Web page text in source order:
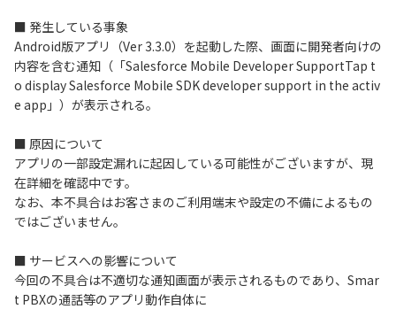
■ 発生している事象
Android版アプリ（Ver 3.3.0）を起動した際、画面に開発者向けの
内容を含む通知（「Salesforce Mobile Developer SupportTap t
o display Salesforce Mobile SDK developer support in the activ
e app」）が表示される。
■ 原因について
アプリの一部設定漏れに起因している可能性がございますが、現
在詳細を確認中です。
なお、本不具合はお客さまのご利用端末や設定の不備によるもの
ではございません。
■ サービスへの影響について
今回の不具合は不適切な通知画面が表示されるものであり、Smar
t PBXの通話等のアプリ動作自体に